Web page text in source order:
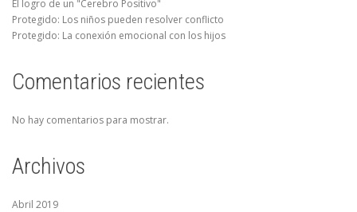
El logro de un "Cerebro Positivo"
Protegido: Los niños pueden resolver conflicto
Protegido: La conexión emocional con los hijos
Comentarios recientes
No hay comentarios para mostrar.
Archivos
Abril 2019